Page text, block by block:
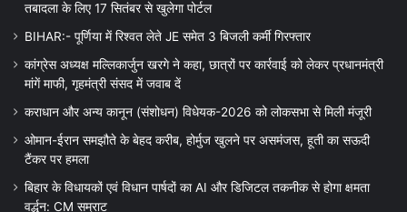
तबादला के लिए 17 सितंबर से खुलेगा पोर्टल
BIHAR:- पूर्णिया में रिश्वत लेते JE समेत 3 बिजली कर्मी गिरफ्तार
कांग्रेस अध्यक्ष मल्लिकार्जुन खरगे ने कहा, छात्रों पर कार्रवाई को लेकर प्रधानमंत्री
मांगें माफी, गृहमंत्री संसद में जवाब दें
कराधान और अन्य कानून (संशोधन) विधेयक-2026 को लोकसभा से मिली मंजूरी
ओमान-ईरान समझौते के बेहद करीब, होर्मुज खुलने पर असमंजस, हूती का सऊदी
टैंकर पर हमला
बिहार के विधायकों एवं विधान पार्षदों का AI और डिजिटल तकनीक से होगा क्षमता
वर्द्धन: CM सम्राट